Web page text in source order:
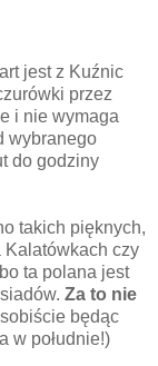
jest z Kuźnic
przez
i nie wymaga
wybranego
do godziny
takich pięknych,
czy
ta polana jest
Za to nie
będąc
w południe!)